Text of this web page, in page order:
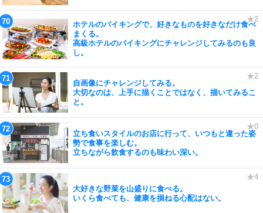
ホテルのバイキングで、好きなものを好きなだけ食べ
まくる。
高級ホテルのバイキングにチャレンジしてみるのも良
し。
自画像にチャレンジしてみる。
大切なのは、上手に描くことではなく、描いてみるこ
と。
立ち食いスタイルのお店に行って、いつもと違った姿
勢で食事を楽しむ。
立ちながら飲食するのも味わい深い。
大好きな野菜を山盛りに食べる。
いくら食べても、健康を損ねる心配はない。